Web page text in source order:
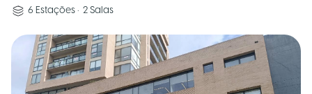
6 Estações • 2 Salas